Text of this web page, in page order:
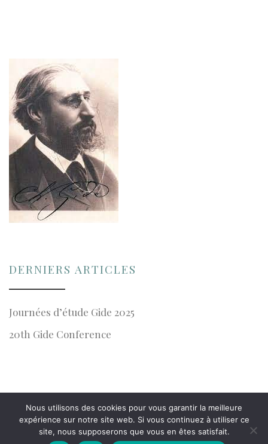
DERNIERS ARTICLES
Journées d’étude Gide 2025
20th Gide Conference
© 2026 · Association Charles Gide
Nous utilisons des cookies pour vous garantir la meilleure
expérience sur notre site web. Si vous continuez à utiliser ce
site, nous supposerons que vous en êtes satisfait.